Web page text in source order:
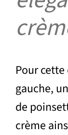
Pour
gauche,
de
crème